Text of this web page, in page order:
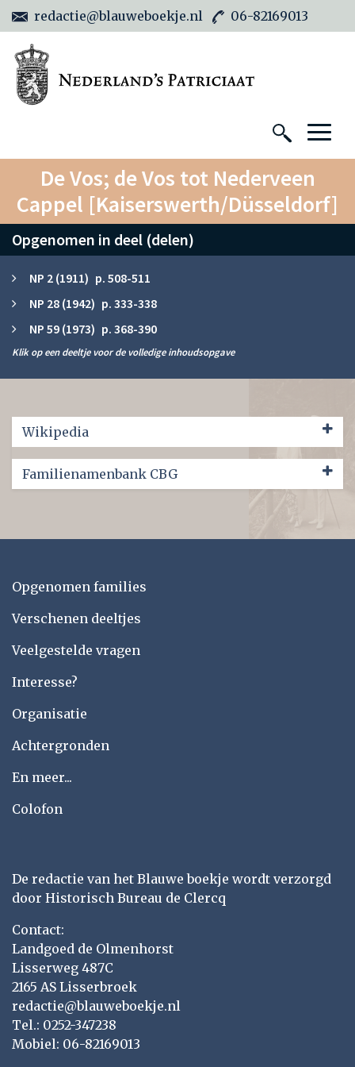
redactie@blauweboekje.nl 06-82169013
De Vos; de Vos tot Nederveen
Cappel [Kaiserswerth/Düsseldorf]
Opgenomen in deel (delen)
NP 2 (1911) p. 508-511
NP 28 (1942) p. 333-338
NP 59 (1973) p. 368-390
Klik op een deeltje voor de volledige inhoudsopgave
Wikipedia
Familienamenbank CBG
Opgenomen families
Verschenen deeltjes
Veelgestelde vragen
Interesse?
Organisatie
Achtergronden
En meer...
Colofon
De redactie van het Blauwe boekje wordt verzorgd
door Historisch Bureau de Clercq
Contact:
Landgoed de Olmenhorst
Lisserweg 487C
2165 AS Lisserbroek
redactie@blauweboekje.nl
Tel.: 0252-347238
Mobiel: 06-82169013